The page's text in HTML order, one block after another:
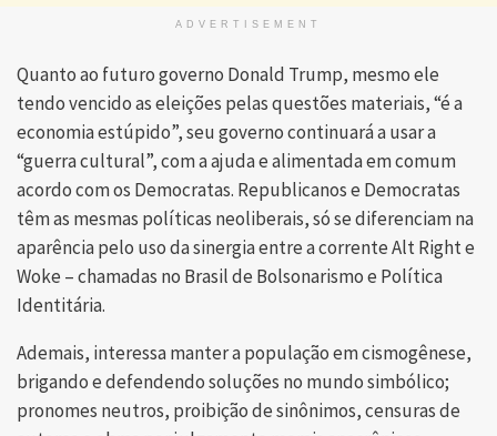
ADVERTISEMENT
Quanto ao futuro governo Donald Trump, mesmo ele
tendo vencido as eleições pelas questões materiais, “é a
economia estúpido”, seu governo continuará a usar a
“guerra cultural”, com a ajuda e alimentada em comum
acordo com os Democratas. Republicanos e Democratas
têm as mesmas políticas neoliberais, só se diferenciam na
aparência pelo uso da sinergia entre a corrente Alt Right e
Woke – chamadas no Brasil de Bolsonarismo e Política
Identitária.
Ademais, interessa manter a população em cismogênese,
brigando e defendendo soluções no mundo simbólico;
pronomes neutros, proibição de sinônimos, censuras de